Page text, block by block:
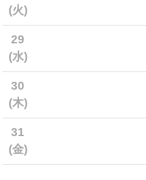
(火)
29
(水)
30
(木)
31
(金)